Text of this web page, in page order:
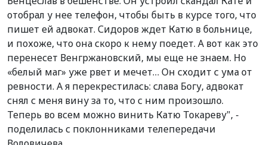
отобрал у нее телефон, чтобы быть в курсе того, что
пишет ей адвокат. Сидоров ждет Катю в больнице,
и похоже, что она скоро к нему поедет. А вот как это
перенесет Венгржановский, мы еще не знаем. Но
«белый маг» уже рвет и мечет… Он сходит с ума от
ревности. А я перекрестилась: слава Богу, адвокат
снял с меня вину за то, что с ним произошло.
Теперь во всем можно винить Катю Токареву", -
поделилась с поклонниками телепередачи